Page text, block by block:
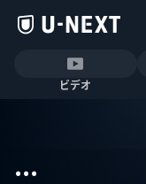
ビデオ
...